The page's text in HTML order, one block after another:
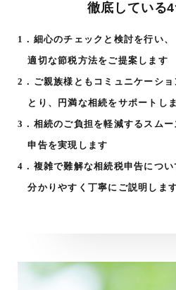
徹底している
1．細心のチェックと検討を行い、
適切な節税方法をご提案します
2．ご親族様ともコミュニケーショ
とり、円満な相続をサポートし
3．相続のご負担を軽減するスムー
申告を実現します
4．複雑で難解な相続税申告につい
分かりやすく丁寧にご説明しま